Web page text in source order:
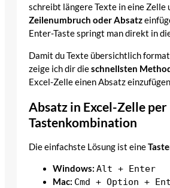
schreibt längere Texte in eine Zelle
Zeilenumbruch oder Absatz
Enter-Taste springt man direkt in
Damit du Texte übersichtlich
zeige ich dir dieschnellsten
Excel-Zelle einen Absatz
Absatz in Excel-Zelle per
Tastenkombination
Die einfachste Lösung ist eine
Windows: Alt + Enter
Mac: Cmd + Option +